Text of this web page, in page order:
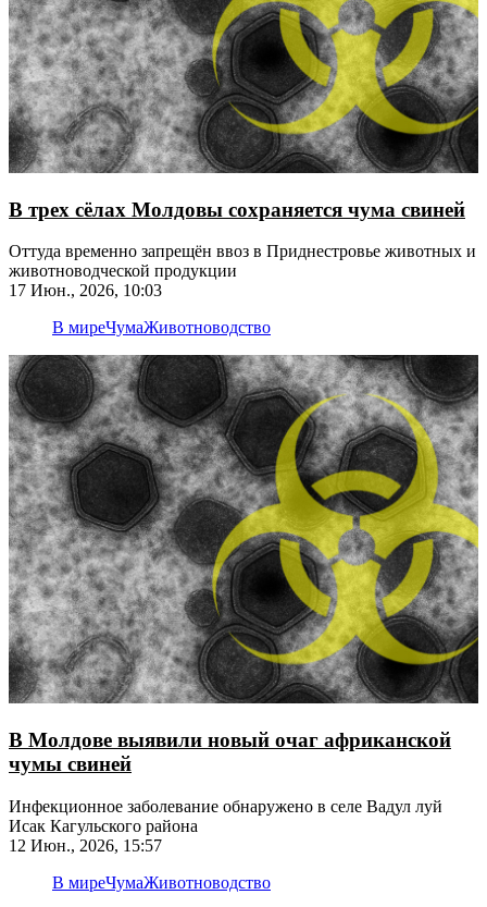
В трех сёлах Молдовы сохраняется чума свиней
Оттуда временно запрещён ввоз в Приднестровье животных и
животноводческой продукции
17 Июн., 2026, 10:03
В миреЧумаЖивотноводство
В Молдове выявили новый очаг африканской
чумы свиней
Инфекционное заболевание обнаружено в селе Вадул луй
Исак Кагульского района
12 Июн., 2026, 15:57
В миреЧумаЖивотноводство